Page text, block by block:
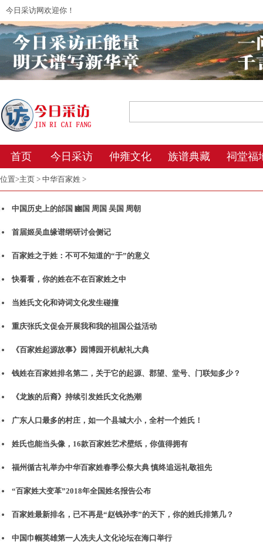
今日采访网欢迎你！
2026年8月9日 13:42 星期日 农历丙午年(马
首页 今日采访 仲雍文化 族谱典藏 祠堂福
位置>主页 > 中华百家姓 >
中国历史上的邰国 豳国 周国 吴国 周朝
首届姬吴血缘谱纲研讨会侧记
百家姓之于姓：不可不知道的“于”的意义
快看看，你的姓在不在百家姓之中
当姓氏文化和诗词文化发生碰撞
重庆张氏文促会开展我和我的祖国公益活动
《百家姓起源故事》园博园开机献礼大典
钱姓在百家姓排名第二，关于它的起源、郡望、堂号、门联知多少？
《龙族的后裔》持续引发姓氏文化热潮
广东人口最多的村庄，如一个县城大小，全村一个姓氏！
姓氏也能当头像，16款百家姓艺术壁纸，你值得拥有
福州循古礼举办中华百家姓春季公祭大典 慎终追远礼敬祖先
“百家姓大变革”2018年全国姓名报告公布
百家姓最新排名，已不再是“赵钱孙李”的天下，你的姓氏排第几？
中国巾帼英雄第一人冼夫人文化论坛在海口举行